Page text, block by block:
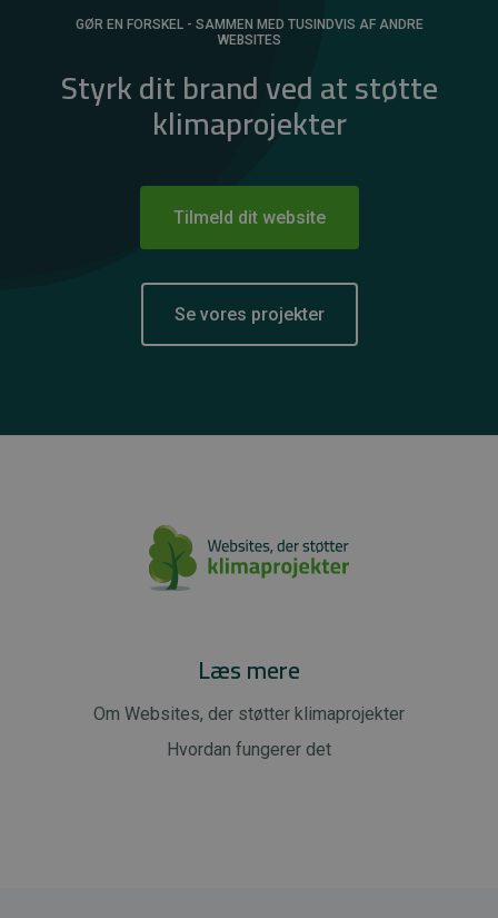
GØR EN FORSKEL - SAMMEN MED TUSINDVIS AF ANDRE
WEBSITES
Styrk dit brand ved at støtte
klimaprojekter
Tilmeld dit website
Se vores projekter
Læs mere
Om Websites, der støtter klimaprojekter
Hvordan fungerer det